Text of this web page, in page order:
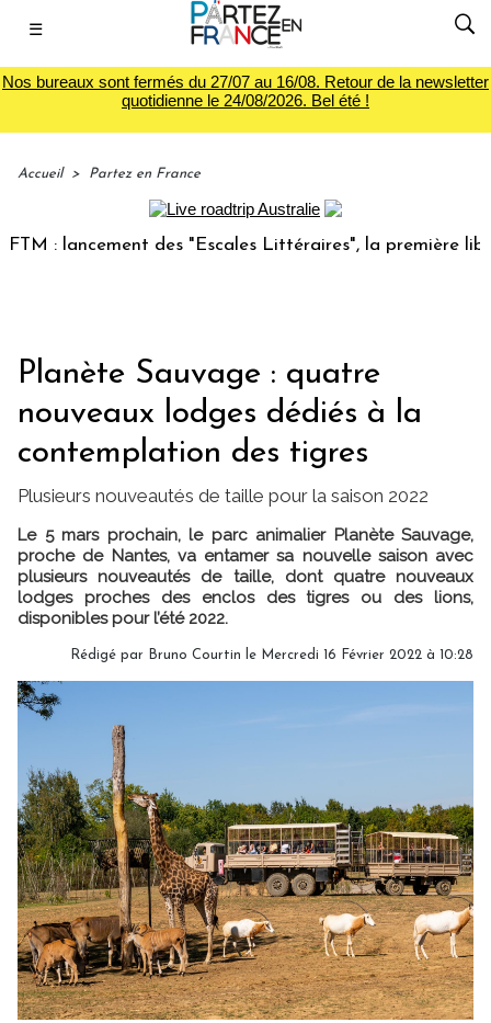
☰
Nos bureaux sont fermés du 27/07 au 16/08. Retour de la newsletter
quotidienne le 24/08/2026. Bel été !
Accueil > Partez en France
lancement des "Escales Littéraires", la première librairie
Planète Sauvage : quatre
nouveaux lodges dédiés à la
contemplation des tigres
Plusieurs nouveautés de taille pour la saison 2022
Le 5 mars prochain, le parc animalier Planète Sauvage,
proche de Nantes, va entamer sa nouvelle saison avec
plusieurs nouveautés de taille, dont quatre nouveaux
lodges proches des enclos des tigres ou des lions,
disponibles pour l’été 2022.
Rédigé par Bruno Courtin le Mercredi 16 Février 2022 à 10:28